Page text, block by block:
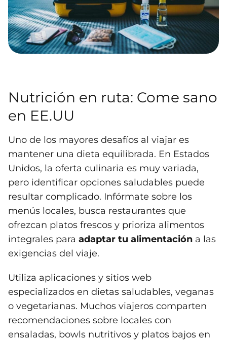
Nutrición en ruta: Come sano
en EE.UU
Uno de los mayores desafíos al viajar es
mantener una dieta equilibrada. En Estados
Unidos, la oferta culinaria es muy variada,
pero identificar opciones saludables puede
resultar complicado. Infórmate sobre los
menús locales, busca restaurantes que
ofrezcan platos frescos y prioriza alimentos
integrales para adaptar tu alimentación a las
exigencias del viaje.
Utiliza aplicaciones y sitios web
especializados en dietas saludables, veganas
o vegetarianas. Muchos viajeros comparten
recomendaciones sobre locales con
ensaladas, bowls nutritivos y platos bajos en